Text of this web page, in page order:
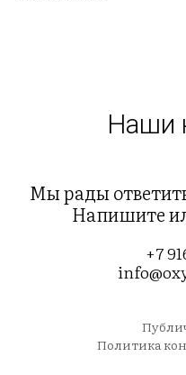
Наши
Мы рады
Напишите
+7
Политика